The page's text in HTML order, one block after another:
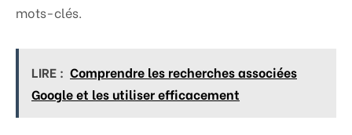
mots-clés.
LIRE : Comprendre les recherches associées
Google et les utiliser efficacement